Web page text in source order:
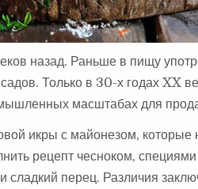
назад. Раньше в пищу
Только в 30-х годах XX
масштабах для
икры с майонезом, которые
рецепт чесноком,
перец. Различия